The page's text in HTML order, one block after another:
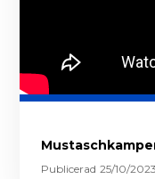
Publicerad 25/10/2023